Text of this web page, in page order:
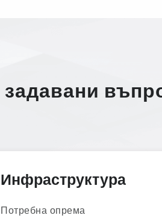
Инфраструктура
Потребна опрема